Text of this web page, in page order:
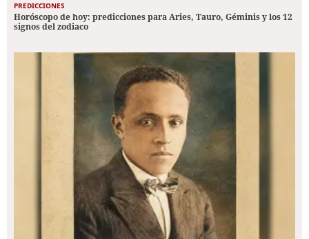
PREDICCIONES
Horóscopo de hoy: predicciones para Aries, Tauro, Géminis y los 12
signos del zodiaco